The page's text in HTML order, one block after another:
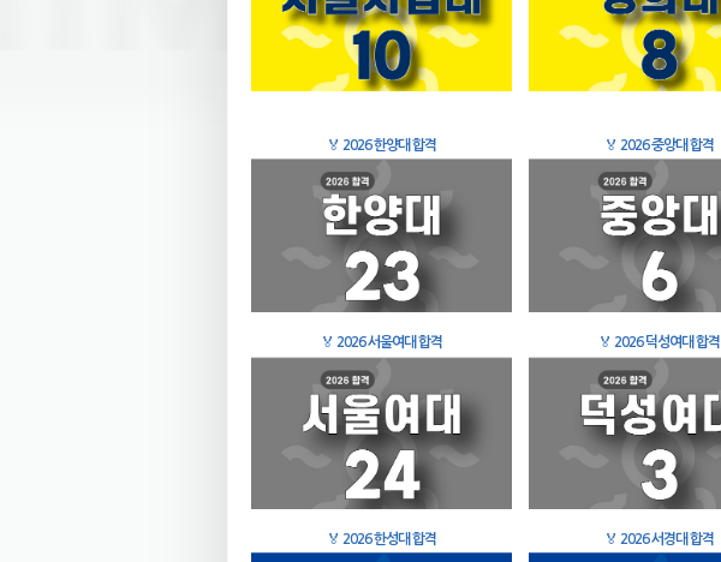
🏅 2026 한양대 합격 🏅 2026 중앙대 합격
🏅 2026 서울여대 합격 🏅 2026 덕성여대 합격
🏅 2026 한성대 합격 🏅 2026 서경대 합격